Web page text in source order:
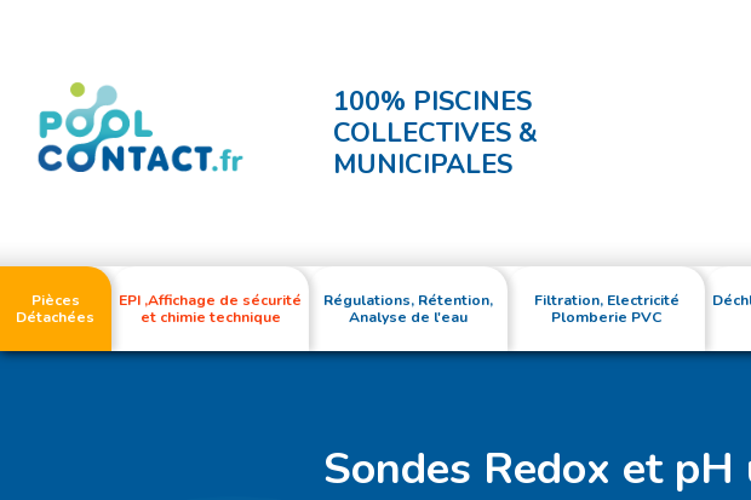
100% PISCINES
COLLECTIVES &
MUNICIPALES
Pièces
Détachées
EPI ,Affichage de sécurité
et chimie technique
Régulations, Rétention,
Analyse de l'eau
Filtration, Electricité
Plomberie PVC
Sondes Redox et